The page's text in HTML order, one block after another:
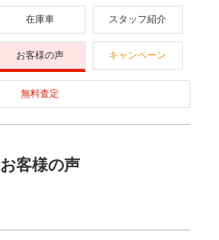
在庫車 スタッフ紹介
お客様の声 キャンペーン
無料査定
お客様の声